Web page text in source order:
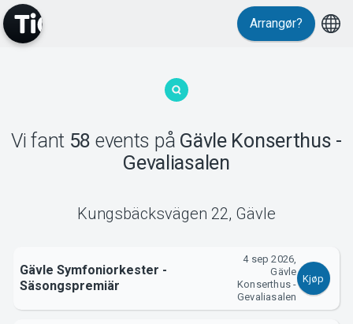
MyTickster
Arrangør?
Vi fant 58 events på Gävle Konserthus -
Gevaliasalen
Kungsbäcksvägen 22, Gävle
Gävle Symfoniorkester -
Säsongspremiär
4 sep 2026,
Gävle
Konserthus -
Gevaliasalen
Kjøp